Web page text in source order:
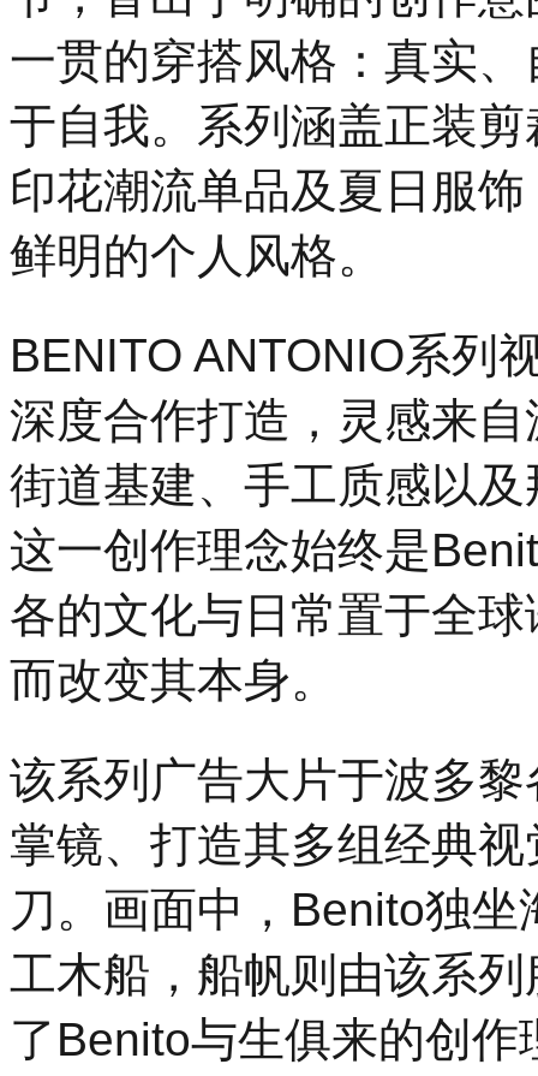
一贯的穿搭风格：真实
于自我。系列涵盖正装
印花潮流单品及夏日服
鲜明的个人风格。
BENITO ANTONIO系列
深度合作打造，灵感来
街道基建、手工质感以
这一创作理念始终是
各的文化与日常置于全
而改变其本身。
该系列广告大片于波多
掌镜、打造其多组经典
刀。画面中，Benito独
工木船，船帆则由该系
了Benito与生俱来的创